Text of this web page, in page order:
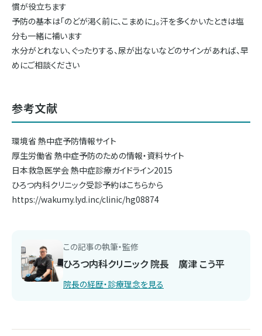
慣が役立ちます
予防の基本は「のどが渇く前に、こまめに」。汗を多くかいたときは塩
分も一緒に補います
水分がとれない、ぐったりする、尿が出ないなどのサインがあれば、早
めにご相談ください
参考文献
環境省 熱中症予防情報サイト
厚生労働省 熱中症予防のための情報・資料サイト
日本救急医学会 熱中症診療ガイドライン2015
ひろつ内科クリニック受診予約はこちらから
https://wakumy.lyd.inc/clinic/hg08874
この記事の執筆・監修
ひろつ内科クリニック 院長 廣津 こう平
院長の経歴・診療理念を見る